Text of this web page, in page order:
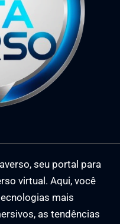
seu portal para
virtual. Aqui, você
mais
as tendências